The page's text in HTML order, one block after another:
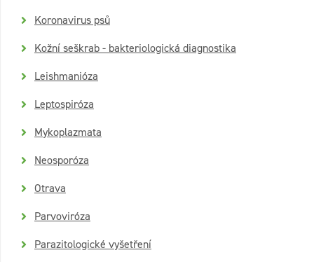
Koronavirus psů
Kožní seškrab - bakteriologická diagnostika
Leishmanióza
Leptospiróza
Mykoplazmata
Neosporóza
Otrava
Parvoviróza
Parazitologické vyšetření